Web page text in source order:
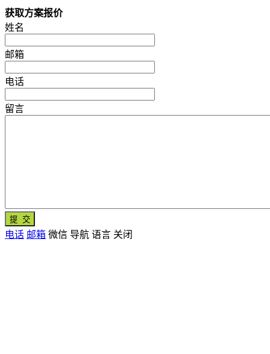
获取方案报价
姓名
邮箱
电话
留言
电话 邮箱 微信 导航 语言 关闭